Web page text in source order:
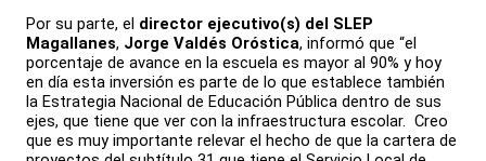
Por su parte, el director ejecutivo(s) del SLEP
Magallanes, Jorge Valdés Oróstica, informó que “el
porcentaje de avance en la escuela es mayor al 90% y hoy
en día esta inversión es parte de lo que establece también
la Estrategia Nacional de Educación Pública dentro de sus
ejes, que tiene que ver con la infraestructura escolar. Creo
que es muy importante relevar el hecho de que la cartera de